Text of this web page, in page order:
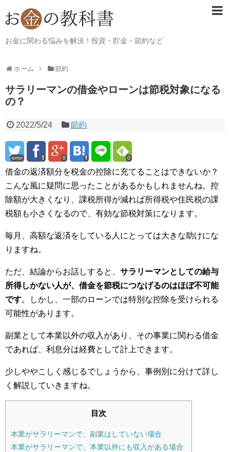
お金に関わる悩みを解決！投資・貯金・節約など
ホーム 節約
サラリーマンの借金やローンは節税対象になる
の？
2022/5/24 節約
error 0 0
借金の返済額分を税金の控除に充てることはできないか？
こんな風に疑問に思ったことがあるかもしれませんね。控
除額が大きくなり、課税所得が減れば所得税や住民税の課
税額も小さくなるので、有効な節税対策になります。
毎月、高額な返済をしている人にとっては大きな助けにな
りますね。
ただ、結論からお話しすると、 サラリーマンとしての給与
所得しかない人が、借金を節税につなげるのはほぼ不可能
です。しかし、一部のローンでは特別な控除を受けられる
可能性があります。
副業として本業以外の収入があり、その事業に関わる借金
であれば、利息分は経費として計上できます。
少しややこしく感じるでしょうから、事例別に分けて詳し
く解説していきますね。
目次
本業がサラリーマンで、副業はしていない場合
本業がサラリーマンで、本業以外にも収入がある場合